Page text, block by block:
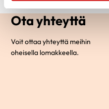
Ota yhteyttä
Voit ottaa yhteyttä meihin
oheisella lomakkeella.